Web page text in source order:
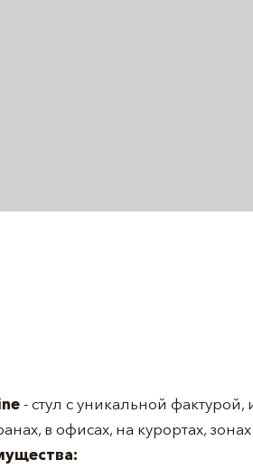
- стул с уникальной
в офисах, на курортах,